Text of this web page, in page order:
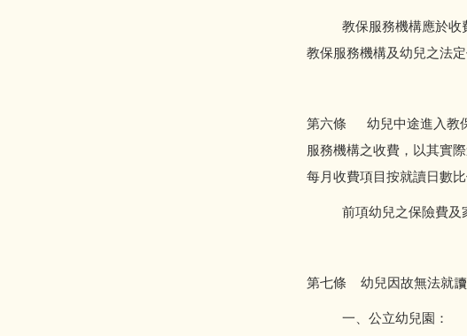
教保服務機構應於收費
教保服務機構及幼兒之法定
第六條 幼兒中途進入教保
服務機構之收費，以其實
每月收費項目按就讀日數比
前項幼兒之保險費及家
第七條 幼兒因故無法就讀
一、公立幼兒園：